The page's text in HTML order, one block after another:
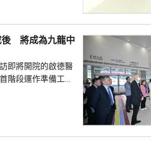
至屯門站行車一度
後 將成為九龍中
即將開院的啟德醫
階段運作準備工
及觀塘，覆蓋超過